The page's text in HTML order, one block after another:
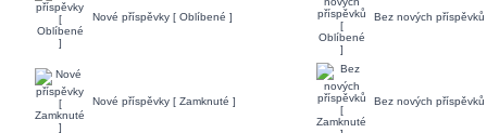
Nové příspěvky [ Oblíbené ] Bez nových
Nové příspěvky [ Zamknuté ] Bez nových